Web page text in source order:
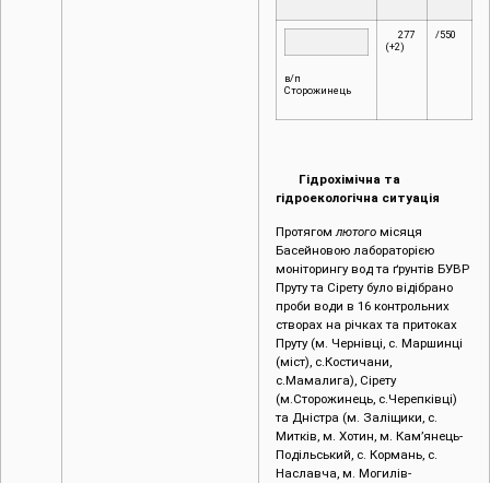
в/п
Сторожинець
277
(+2)
/550
Гідрохімічна та
гідроекологічна ситуація
Протягомлютого місяця
Басейновою лабораторією
моніторингу вод та ґрунтів БУВР
Пруту та Сірету було відібрано
проби води в 16 контрольних
створах на річках та притоках
Пруту (м. Чернівці, с. Маршинці
(міст), с.Костичани,
с.Мамалига), Сірету
(м.Сторожинець, с.Черепківці)
та Дністра (м. Заліщики, с.
Митків, м. Хотин, м. Кам’янець-
Подільський, с. Кормань, с.
Наславча, м. Могилів-